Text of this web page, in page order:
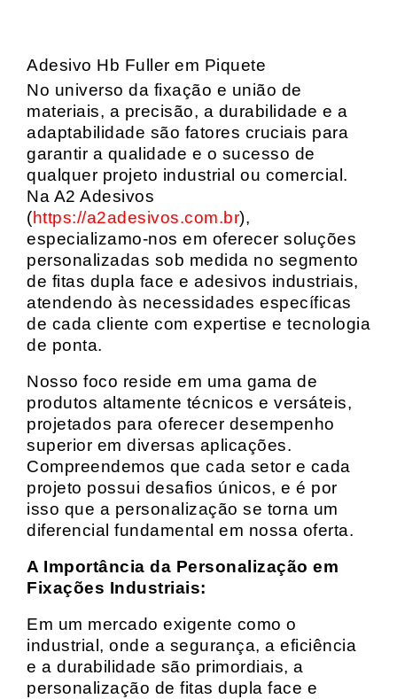
Adesivo Hb Fuller em Piquete
No universo da fixação e união de
materiais, a precisão, a durabilidade e a
adaptabilidade são fatores cruciais para
garantir a qualidade e o sucesso de
qualquer projeto industrial ou comercial.
Na A2 Adesivos
(https://a2adesivos.com.br),
especializamo-nos em oferecer soluções
personalizadas sob medida no segmento
de fitas dupla face e adesivos industriais,
atendendo às necessidades específicas
de cada cliente com expertise e tecnologia
de ponta.
Nosso foco reside em uma gama de
produtos altamente técnicos e versáteis,
projetados para oferecer desempenho
superior em diversas aplicações.
Compreendemos que cada setor e cada
projeto possui desafios únicos, e é por
isso que a personalização se torna um
diferencial fundamental em nossa oferta.
A Importância da Personalização em
Fixações Industriais:
Em um mercado exigente como o
industrial, onde a segurança, a eficiência
e a durabilidade são primordiais, a
personalização de fitas dupla face e